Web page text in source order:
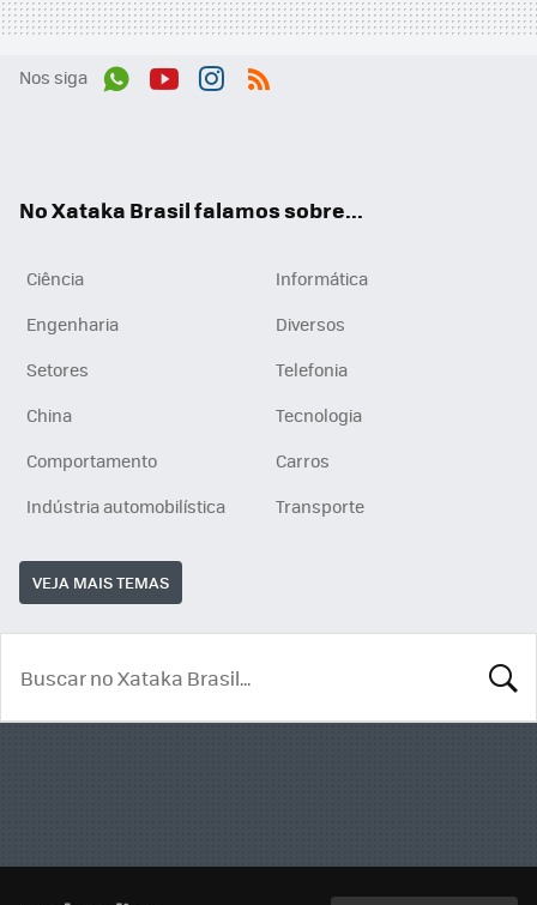
Nos siga
No Xataka Brasil falamos sobre...
Ciência
Informática
Engenharia
Diversos
Setores
Telefonia
China
Tecnologia
Comportamento
Carros
Indústria automobilística
Transporte
VEJA MAIS TEMAS